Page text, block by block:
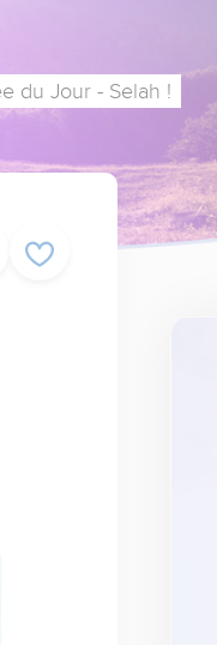
du Jour - Selah !